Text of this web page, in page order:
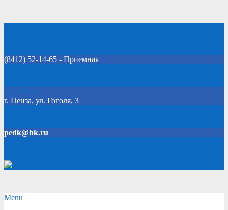
(8412) 52-14-65 - Приемная
Click Here
г. Пенза, ул. Гоголя, 3
pedk@bk.ru
Secondary
Menu